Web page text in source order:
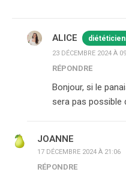
ALICE
23 DÉCEMBRE 2024 À
RÉPONDRE
Bonjour, si le
sera pas possible
JOANNE
17 DÉCEMBRE 2024 À 21:06
RÉPONDRE